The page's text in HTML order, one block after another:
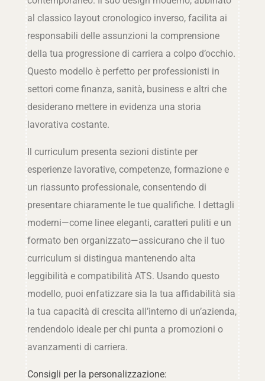
al classico layout cronologico inverso, facilita ai
responsabili delle assunzioni la comprensione
della tua progressione di carriera a colpo d’occhio.
Questo modello è perfetto per professionisti in
settori come finanza, sanità, business e altri che
desiderano mettere in evidenza una storia
lavorativa costante.
Il curriculum presenta sezioni distinte per
esperienze lavorative, competenze, formazione e
un riassunto professionale, consentendo di
presentare chiaramente le tue qualifiche. I dettagli
moderni—come linee eleganti, caratteri puliti e un
formato ben organizzato—assicurano che il tuo
curriculum si distingua mantenendo alta
leggibilità e compatibilità ATS. Usando questo
modello, puoi enfatizzare sia la tua affidabilità sia
la tua capacità di crescita all’interno di un’azienda,
rendendolo ideale per chi punta a promozioni o
avanzamenti di carriera.
Consigli per la personalizzazione: